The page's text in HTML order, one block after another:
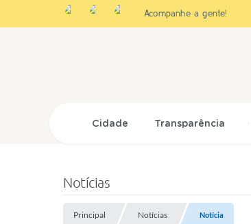
Acompanhe a gente!
Cidade Transparência
Notícias
Principal Notícias Notícia